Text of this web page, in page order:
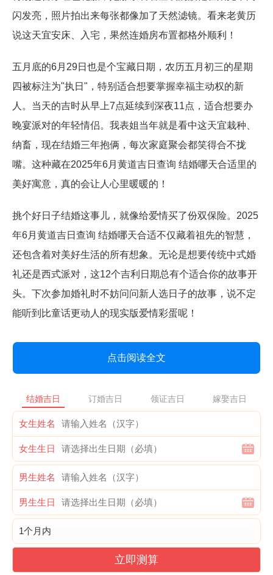
闪发亮，照片拍出来每张都像加了天然滤镜。看来老黄历
说这天宜安床、入宅，果然连婚房布置都格外顺利！
五月底的6月29日也是个宝藏日期，农历五月初三的星期
四被标注为"执日"，特别适合想要掌握幸福主动权的新
人。当天的吉时从早上7点延续到深夜11点，适合想要办
晚宴派对的年轻情侣。我表姐当年就是看中这天宜栽种、
纳畜，现在结婚三年抱俩，每次家庭聚会都笑得合不拢
嘴。这种藏在2025年6月黄道吉日查询 结婚哪天合适里的
美好寓意，真的会让人心里暖暖的！
挑个好日子结婚这事儿，就像给爱情买了份双保险。2025
年6月黄道吉日查询 结婚哪天合适不仅藏着祖先的智慧，
还包含着对美好生活的所有想象。无论是想要传统中式婚
礼还是西式派对，这12个吉利日期总有个适合你的故事开
头。下次参加婚礼时不妨问问新人选日子的故事，说不定
能听到比童话更动人的现实版爱情彩蛋呢！
点击阅读全文
结婚吉日 订婚吉日 领证吉日 嫁娶吉日
女生姓名
女生生日
男生姓名
男生生日
立即测算